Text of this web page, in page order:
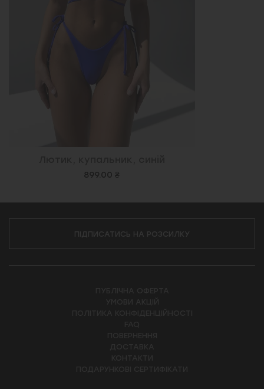
899.00 ₴
ПІДПИСАТИСЬ НА РОЗСИЛКУ